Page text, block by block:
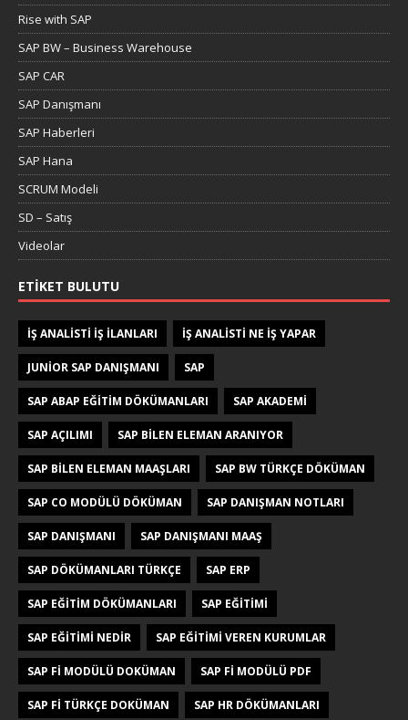
Rise with SAP
SAP BW – Business Warehouse
SAP CAR
SAP Danışmanı
SAP Haberleri
SAP Hana
SCRUM Modeli
SD – Satış
Videolar
ETIKET BULUTU
IŞ ANALISTI IŞ ILANLARI IŞ ANALISTI NE IŞ YAPAR
JUNIOR SAP DANIŞMANI SAP
SAP ABAP EĞITIM DÖKÜMANLARI SAP AKADEMI
SAP AÇILIMI SAP BILEN ELEMAN ARANIYOR
SAP BILEN ELEMAN MAAŞLARI SAP BW TÜRKÇE DÖKÜMAN
SAP CO MODÜLÜ DÖKÜMAN SAP DANIŞMAN NOTLARI
SAP DANIŞMANI SAP DANIŞMANI MAAŞ
SAP DÖKÜMANLARI TÜRKÇE SAP ERP
SAP EĞITIM DÖKÜMANLARI SAP EĞITIMI
SAP EĞITIMI NEDIR SAP EĞITIMI VEREN KURUMLAR
SAP FI MODÜLÜ DOKÜMAN SAP FI MODÜLÜ PDF
SAP FI TÜRKÇE DOKÜMAN SAP HR DÖKÜMANLARI